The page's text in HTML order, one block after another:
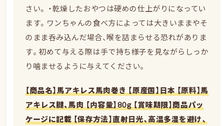
さい。 ・乾燥したおやつは硬めの仕上がりになってい
ます。ワンちゃんの食べ方によっては大きいままやそ
のまま呑み込んだ場合、喉を詰まらせる恐れがありま
す。初めて与える際は手で持ち様子を見ながらしっか
り噛ませるように与えてください。
【商品名】馬アキレス馬肉巻き 【原産国】日本 【原料】馬
アキレス腱、馬肉 【内容量】80g 【賞味期限】商品パッ
ケージに記載 【保存方法】直射日光、高温多湿を避け、